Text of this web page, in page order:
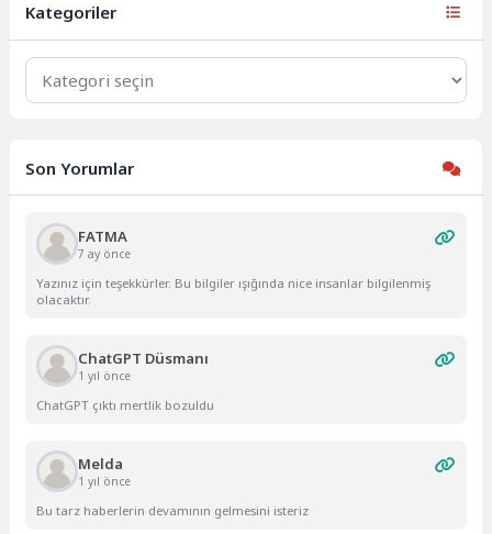
Kategoriler
Kategoriler
Son Yorumlar
FATMA
7 ay önce
Yazınız için teşekkürler. Bu bilgiler ışığında nice insanlar bilgilenmiş
olacaktır.
ChatGPT Düsmanı
1 yıl önce
ChatGPT çıktı mertlik bozuldu
Melda
1 yıl önce
Bu tarz haberlerin devamının gelmesini isteriz